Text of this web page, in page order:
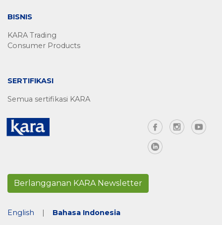
BISNIS
KARA Trading
Consumer Products
SERTIFIKASI
Semua sertifikasi KARA
Berlangganan KARA Newsletter
English | Bahasa Indonesia